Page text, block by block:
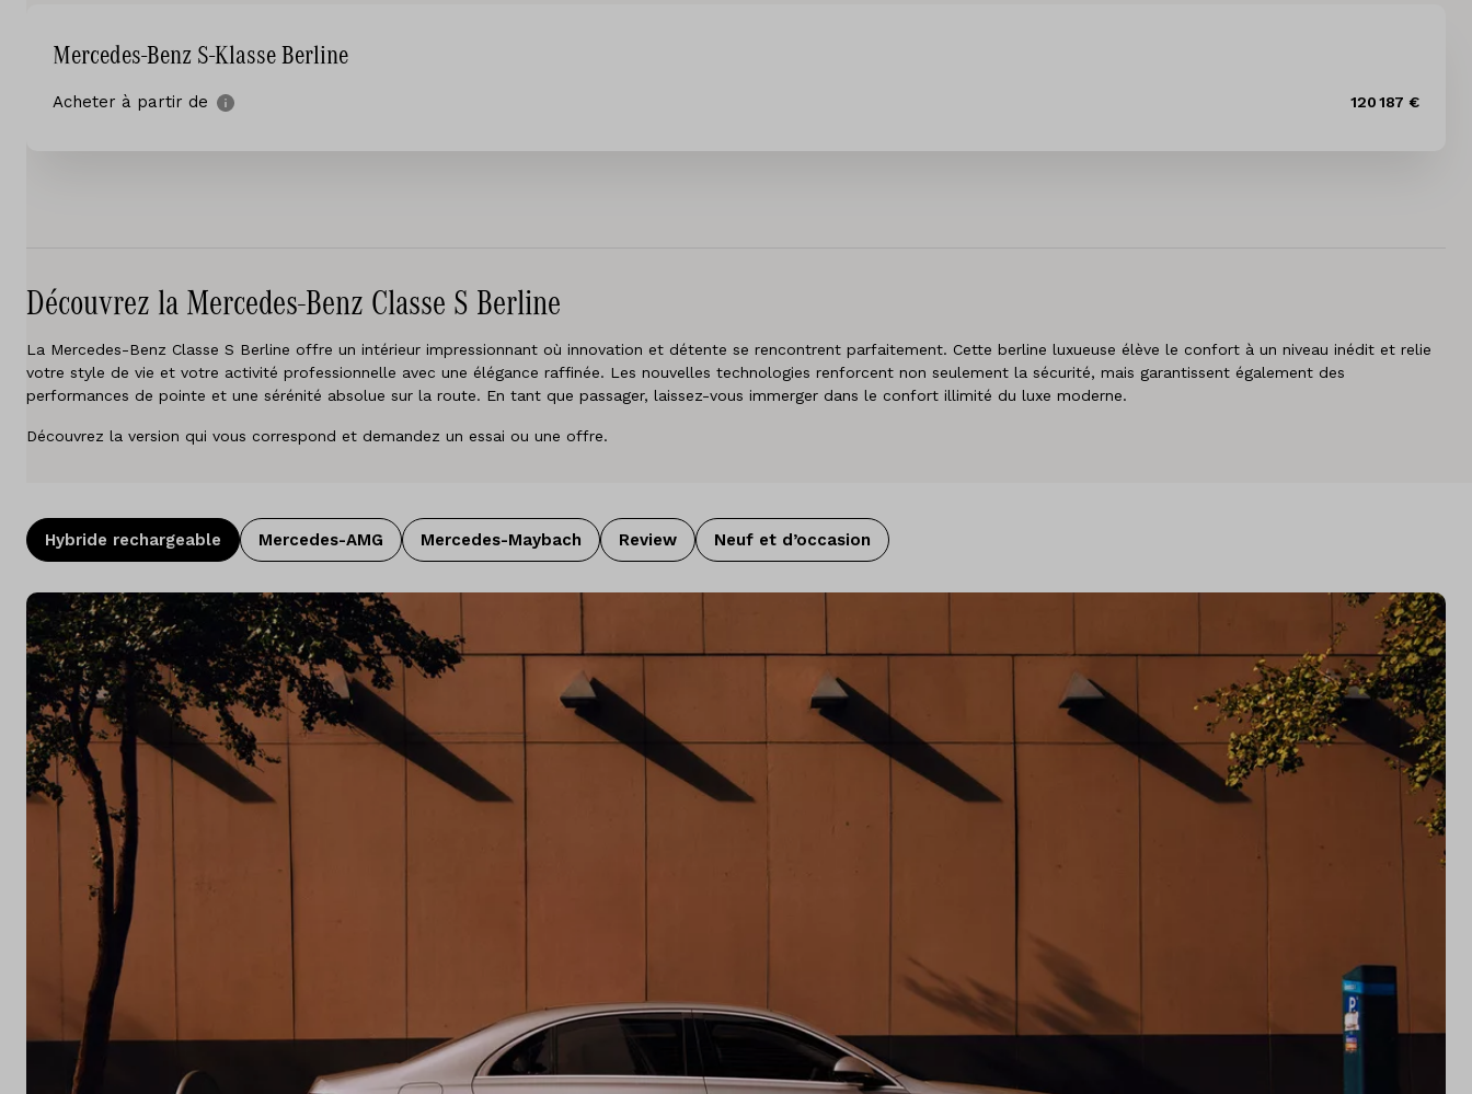
Essai de conduite
Sites
Vergelijken
Sites
A propos de nous
Belgique
Langue
Néerlandais
Français
Mercedes-Benz S-Klasse Berline
Acheter à partir de 120 187 €
Découvrez la Mercedes-Benz Classe S Berline
La Mercedes-Benz Classe S Berline offre un intérieur impressionnant où innovation et détente se rencontrent parfaitement. Cette berline luxueuse élève le confort à un niveau inédit et relie
votre style de vie et votre activité professionnelle avec une élégance raffinée. Les nouvelles technologies renforcent non seulement la sécurité, mais garantissent également des
performances de pointe et une sérénité absolue sur la route. En tant que passager, laissez-vous immerger dans le confort illimité du luxe moderne.
Découvrez la version qui vous correspond et demandez un essai ou une offre.
Hybride rechargeable Mercedes-AMG Mercedes-Maybach Review Neuf et d’occasion